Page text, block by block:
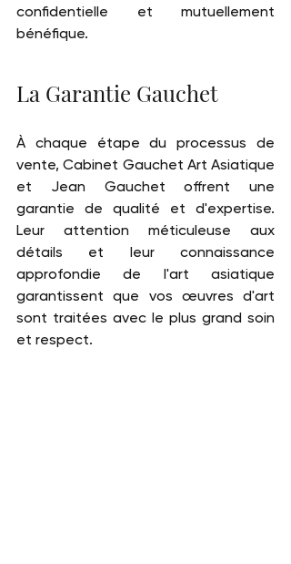
confidentielle et mutuellement
bénéfique.
La Garantie Gauchet
À chaque étape du processus de
vente, Cabinet Gauchet Art Asiatique
et Jean Gauchet offrent une
garantie de qualité et d'expertise.
Leur attention méticuleuse aux
détails et leur connaissance
approfondie de l'art asiatique
garantissent que vos œuvres d'art
sont traitées avec le plus grand soin
et respect.